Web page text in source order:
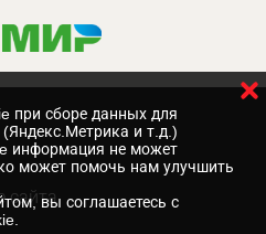
сайта
при сборе данных для
и т.д.)
информация не может
может помочь нам улучшить
вы соглашаетесь с